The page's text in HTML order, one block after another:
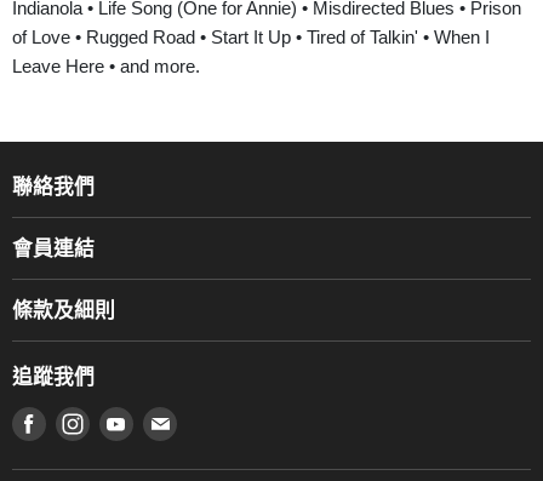
Indianola • Life Song (One for Annie) • Misdirected Blues • Prison
of Love • Rugged Road • Start It Up • Tired of Talkin' • When I
Leave Here • and more.
聯絡我們
服務部
通利工程
登記保養
產品序號查詢
會員連結
香港管弦樂導師協會
條款及細則
使用條款及細則
私隱條款
追蹤我們
在 Facebook 上找到我們
在 Instagram 上找到我們
在 Youtube 上找到我們
在 電子郵件 上找到我們